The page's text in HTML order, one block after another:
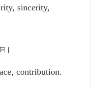
sincerity,
contribution.